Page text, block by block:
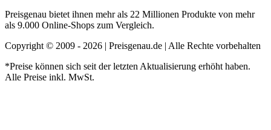
Preisgenau bietet ihnen mehr als 22 Millionen Produkte von mehr
als 9.000 Online-Shops zum Vergleich.
Copyright © 2009 - 2026 | Preisgenau.de | Alle Rechte vorbehalten
*Preise können sich seit der letzten Aktualisierung erhöht haben.
Alle Preise inkl. MwSt.